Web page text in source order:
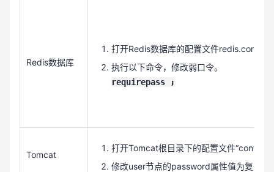
Redis数据库
打开Redis数据库的配置文件redis.conf。
执行以下命令，修改弱口令。
requirepass ;
Tomcat
打开Tomcat根目录下的配置文件“conf/
修改user节点的password属性值为复杂口